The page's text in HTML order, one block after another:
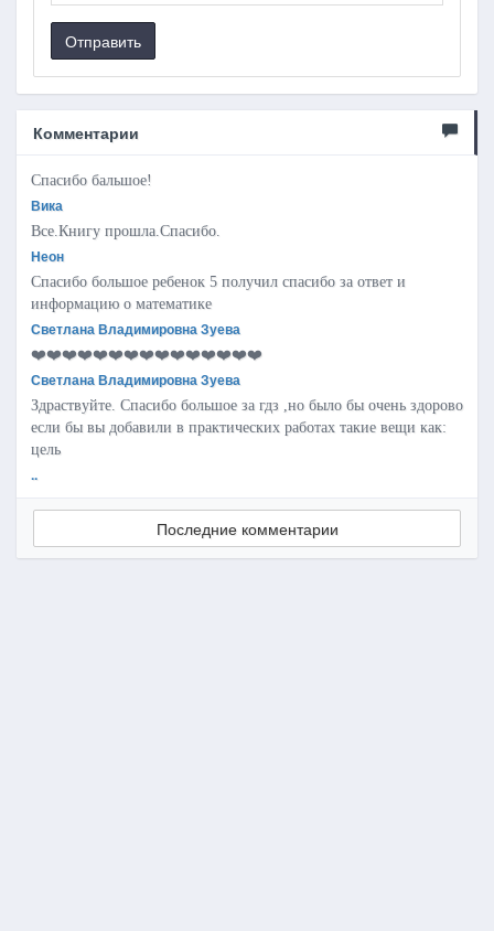
Отправить
Комментарии
Спасибо бальшое!
Вика
Все.Книгу прошла.Спасибо.
Неон
Спасибо большое ребенок 5 получил спасибо за ответ и
информацию о математике
Светлана Владимировна Зуева
❤️❤️❤️❤️❤️❤️❤️❤️❤️❤️❤️❤️❤️❤️❤️
Светлана Владимировна Зуева
Здраствуйте. Спасибо большое за гдз ,но было бы очень здорово
если бы вы добавили в практических работах такие вещи как:
цель
..
Последние комментарии